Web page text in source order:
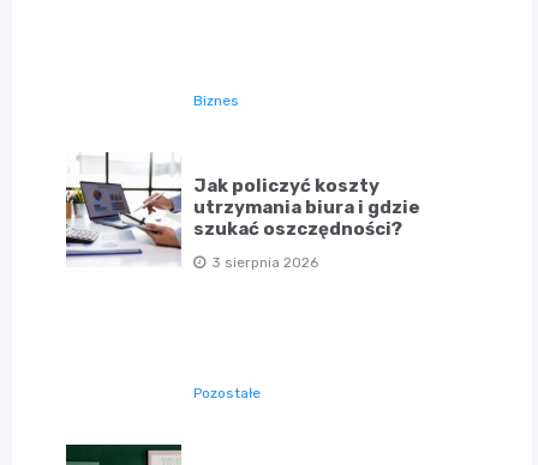
Biznes
Jak policzyć koszty
utrzymania biura i gdzie
szukać oszczędności?
3 sierpnia 2026
Pozostałe